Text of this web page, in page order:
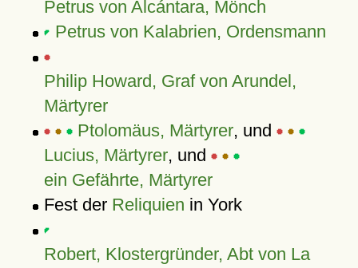
Petrus von Alcántara, Mönch
Petrus von Kalabrien, Ordensmann
Philip Howard, Graf von Arundel,
Märtyrer
Ptolomäus, Märtyrer, und
Lucius, Märtyrer, und
ein Gefährte, Märtyrer
Fest der Reliquien in York
Robert, Klostergründer, Abt von La